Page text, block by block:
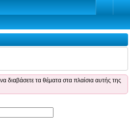
να διαβάσετε τα θέματα στα πλαίσια αυτής της